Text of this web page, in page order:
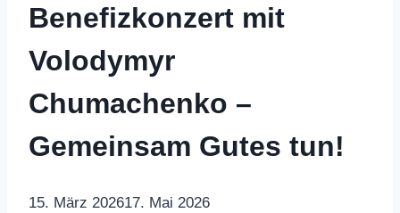
Benefizkonzert mit
Volodymyr
Chumachenko –
Gemeinsam Gutes tun!
15. März 202617. Mai 2026